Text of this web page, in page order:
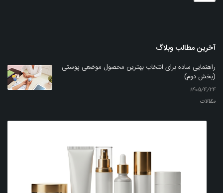
آخرین مطالب وبلاگ
راهنمایی ساده برای انتخاب بهترین محصول موضعی پوستی
(بخش دوم)
۱۴۰۵/۴/۲۴
مقالات